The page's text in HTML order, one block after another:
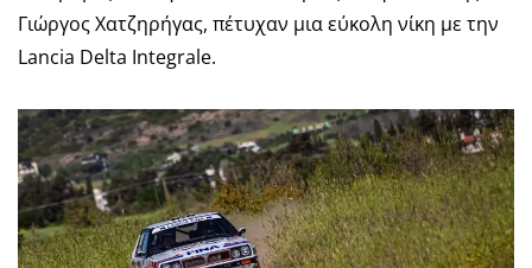
Γιώργος Χατζηρήγας, πέτυχαν μια εύκολη νίκη με την
Lancia Delta Integrale.